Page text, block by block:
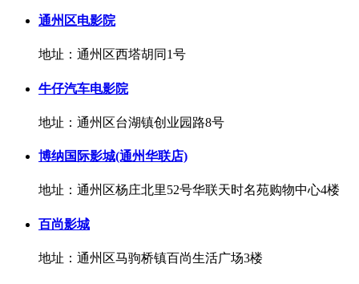
通州区电影院
地址：通州区西塔胡同1号
牛仔汽车电影院
地址：通州区台湖镇创业园路8号
博纳国际影城(通州华联店)
地址：通州区杨庄北里52号华联天时名苑购物中心4楼
百尚影城
地址：通州区马驹桥镇百尚生活广场3楼